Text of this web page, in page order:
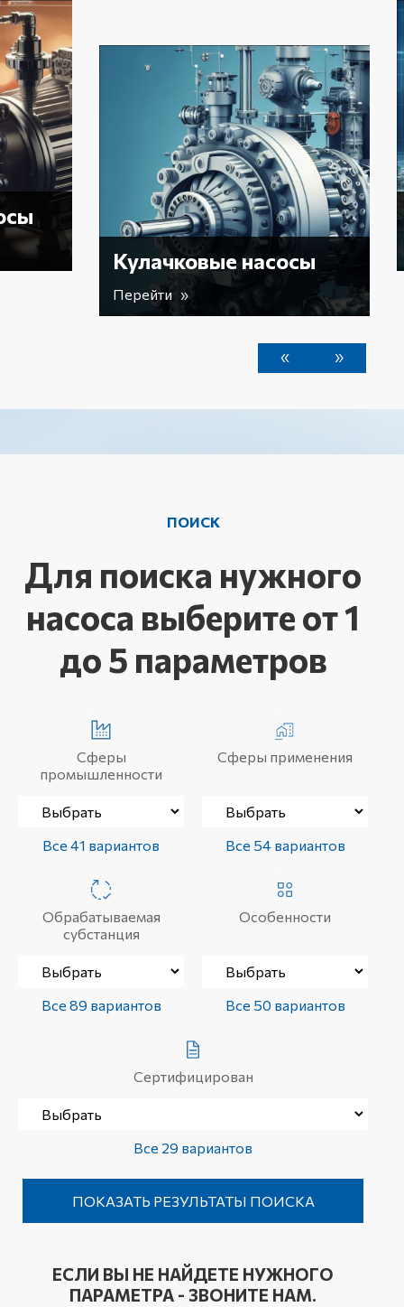
насосы
Вакуумные
Перейти »
« »
ПОИСК
Для поиска нужного
насоса выберите от 1
до 5 параметров
Сферы
промышленности
Все 41 вариантов
Сферы применения
Все 54 вариантов
Обрабатываемая
субстанция
Все 89 вариантов
Особенности
Все 50 вариантов
Сертифицирован
Все 29 вариантов
ЕСЛИ ВЫ НЕ НАЙДЕТЕ НУЖНОГО
ПАРАМЕТРА - ЗВОНИТЕ НАМ.